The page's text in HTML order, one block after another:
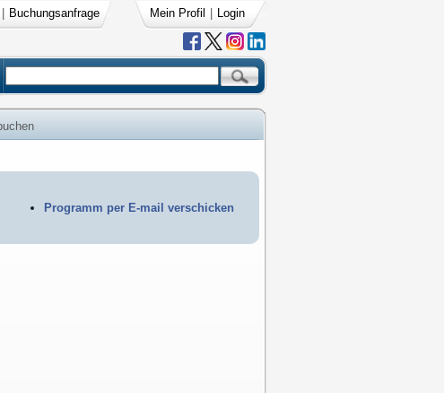
Buchungsanfrage Mein Profil Login
Programm per E-mail verschicken